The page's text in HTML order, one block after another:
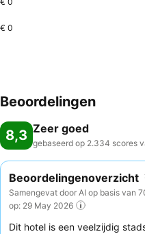
€ 0
Beoordelingen
8,3 Zeer goed
gebaseerd op 2.334 scores
Beoordelingenoverzicht
Samengevat door AI op basis van
op: 29 May 2026
Dit hotel is een veelzijdig